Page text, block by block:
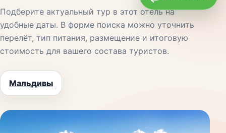
Подберите актуальный тур в этот отель на
удобные даты. В форме поиска можно уточнить
перелёт, тип питания, размещение и итоговую
стоимость для вашего состава туристов.
Мальдивы